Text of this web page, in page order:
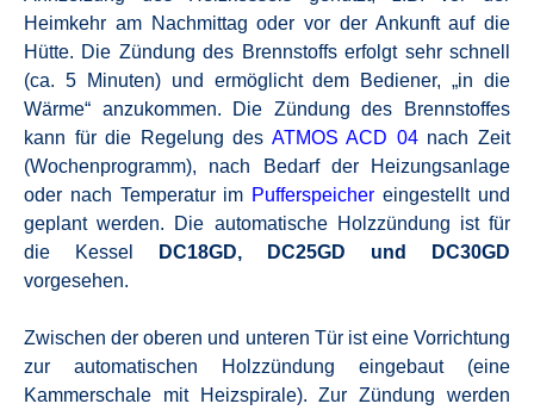
Heimkehr am Nachmittag oder vor der Ankunft auf die
Hütte. Die Zündung des Brennstoffs erfolgt sehr schnell
(ca. 5 Minuten) und ermöglicht dem Bediener, „in die
Wärme“ anzukommen.
Die Zündung des Brennstoffes
kann für die Regelung des ATMOS ACD 04 nach Zeit
(Wochenprogramm), nach Bedarf der Heizungsanlage
oder nach Temperatur im Pufferspeichereingestellt und
geplant werden.
Die automatische Holzzündung ist für
die Kessel
DC18GD, DC25GD und DC30GD
vorgesehen.
Zwischen der oberen und unteren Tür ist eine Vorrichtung
zur automatischen Holzzündung eingebaut (eine
Kammerschale mit Heizspirale).
Zur Zündung werden